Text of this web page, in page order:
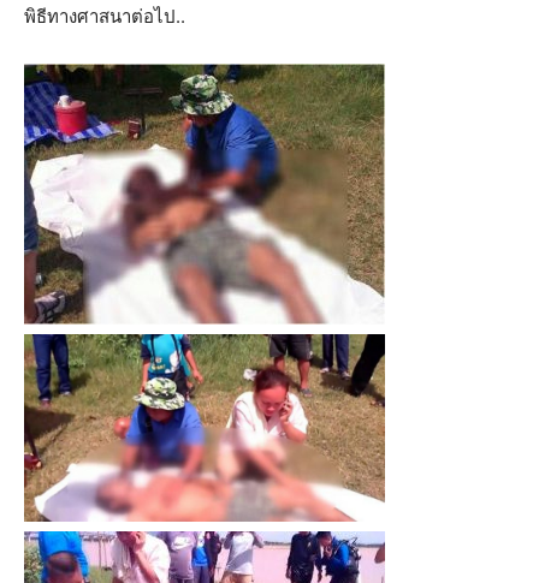
พิธีทางศาสนาต่อไป..